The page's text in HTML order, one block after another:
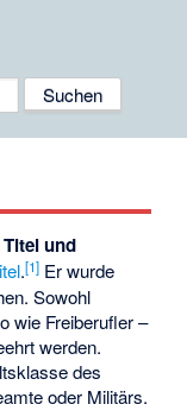
Titel und
.[1] Er wurde
Sowohl
wie Freiberufler –
werden.
des
oder Militärs,